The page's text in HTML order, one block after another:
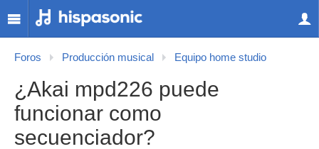
Foros Producción musical Equipo home studio
¿Akai mpd226 puede
funcionar como
secuenciador?